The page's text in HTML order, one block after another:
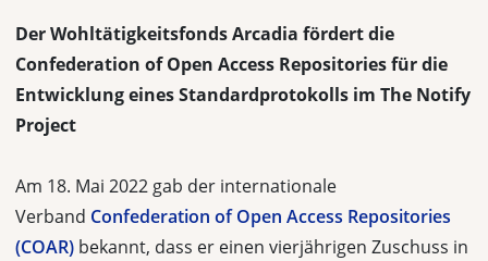
Der Wohltätigkeitsfonds Arcadia fördert die
Confederation of Open Access Repositories für die
Entwicklung eines Standardprotokolls im The Notify
Project
Am 18. Mai 2022 gab der internationale
Verband Confederation of Open Access Repositories
(COAR) bekannt, dass er einen vierjährigen Zuschuss in